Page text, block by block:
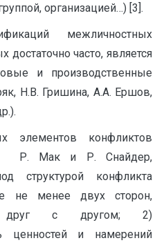
организацией…) [3].
межличностных
часто, является
и производственные
Н.В. Гришина, А.А. Ершов,
элементов конфликтов
Р. Мак и Р. Снайдер,
структурой конфликта
не менее двух сторон,
друг с другом; 2)
ценностей и намерений